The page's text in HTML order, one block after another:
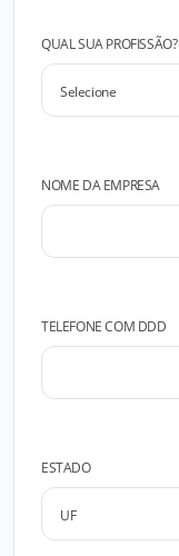
QUAL SUA PROFISSÃO?
NOME DA EMPRESA
TELEFONE COM DDD
ESTADO